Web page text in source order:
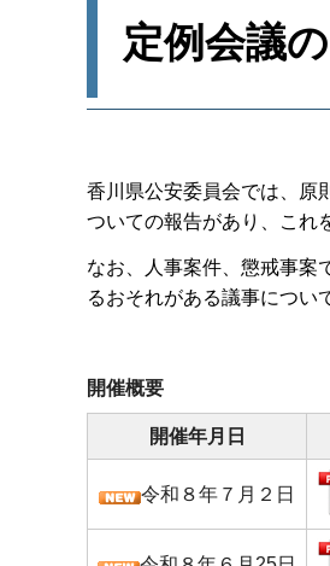
定例会議
香川県公安委員会では、原
ついての報告があり、これ
なお、人事案件、懲戒事案
るおそれがある議事につい
開催概要
開催年月日
令和８年７月２日